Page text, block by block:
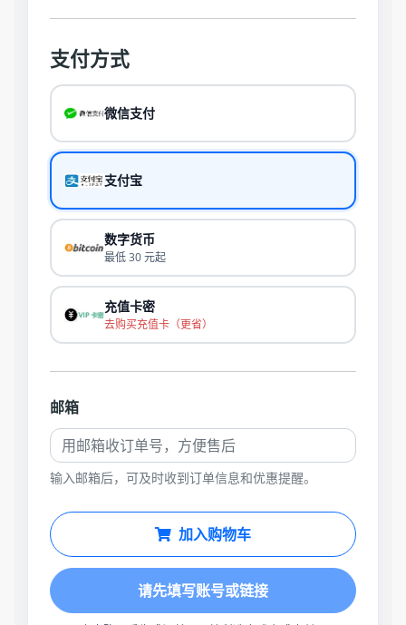
支付方式
微信支付
支付宝
数字货币
最低 30 元起
充值卡密
去购买充值卡（更省）
邮箱
输入邮箱后，可及时收到订单信息和优惠提醒。
加入购物车
请先填写账号或链接